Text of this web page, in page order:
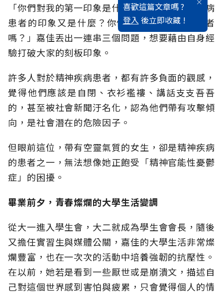
喜歡這篇文章嗎 ?
登入 後立即收藏 !
「你們對我的第一印象是什麼？對於一般精神疾病
患者的印象又是什麼？你們會害怕精神疾病患者
嗎？」嘉佳丟出一連串三個問題，想要藉由自身經
驗打破大家的刻板印象。
許多人對於精神疾病患者，都有許多負面的觀感，
覺得他們應該是自閉、衣衫襤褸、講話支支吾吾
的，甚至被社會新聞汙名化，認為他們帶有攻擊傾
向，是社會潛在的危險因子。
但眼前這位，帶有空靈氣質的女生，卻是精神疾病
的患者之一，無法想像她正飽受「精神官能性憂鬱
症」的困擾。
畢業前夕，青春燦爛的大學生活變調
從大一進入學生會，大二就成為學生會會長，隨後
又擔任實習生與媒體公關，嘉佳的大學生活非常燦
爛豐富，也在一次次的活動中培養強韌的抗壓性。
在以前，她若是看到一些厭世或是崩潰文，描述自
己對這個世界感到害怕與疲累，只會覺得個人的情